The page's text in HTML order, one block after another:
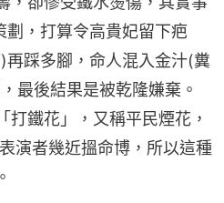
，打算令高貴妃留下疤
踩多腳，命人混入金汁(糞
最後結果是被乾隆嫌棄。
打鐵花」，又稱平民煙花，
演者幾近搵命博，所以這種